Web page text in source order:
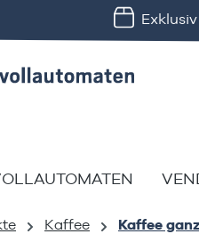
springen
Kaffee Kaffee